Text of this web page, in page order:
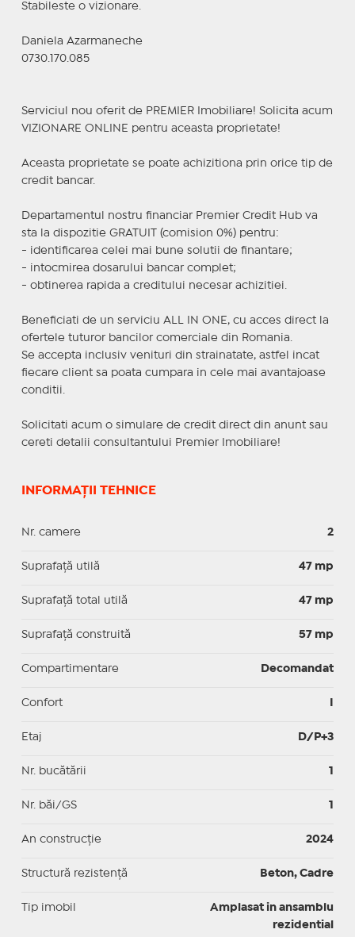
Stabileste o vizionare.
Daniela Azarmaneche
0730.170.085
Serviciul nou oferit de PREMIER Imobiliare! Solicita acum
VIZIONARE ONLINE pentru aceasta proprietate!
Aceasta proprietate se poate achizitiona prin orice tip de
credit bancar.
Departamentul nostru financiar Premier Credit Hub va
sta la dispozitie GRATUIT (comision 0%) pentru:
- identificarea celei mai bune solutii de finantare;
- intocmirea dosarului bancar complet;
- obtinerea rapida a creditului necesar achizitiei.
Beneficiati de un serviciu ALL IN ONE, cu acces direct la
ofertele tuturor bancilor comerciale din Romania.
Se accepta inclusiv venituri din strainatate, astfel incat
fiecare client sa poata cumpara in cele mai avantajoase
conditii.
Solicitati acum o simulare de credit direct din anunt sau
cereti detalii consultantului Premier Imobiliare!
INFORMAȚII TEHNICE
Nr. camere 2
Suprafaţă utilă 47 mp
Suprafaţă total utilă 47 mp
Suprafaţă construită 57 mp
Compartimentare Decomandat
Confort
Etaj D/P+3
Nr. bucătării 1
Nr. băi/GS 1
An construcție 2024
Structură rezistență Beton, Cadre
Tip imobil
Amplasat in ansamblu
rezidential